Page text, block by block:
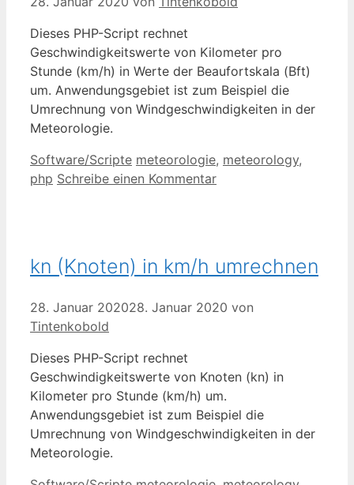
Dieses PHP-Script rechnet
Geschwindigkeitswerte von Kilometer pro
Stunde (km/h) in Werte der Beaufortskala (Bft)
um. Anwendungsgebiet ist zum Beispiel die
Umrechnung von Windgeschwindigkeiten in der
Meteorologie.
Kategorien
Software/Scripte Schlagwörter
meteorologie, meteorology,
php Schreibe einen Kommentar
kn (Knoten) in km/h umrechnen
28. Januar 202028. Januar 2020 von
Tintenkobold
Dieses PHP-Script rechnet
Geschwindigkeitswerte von Knoten (kn) in
Kilometer pro Stunde (km/h) um.
Anwendungsgebiet ist zum Beispiel die
Umrechnung von Windgeschwindigkeiten in der
Meteorologie.